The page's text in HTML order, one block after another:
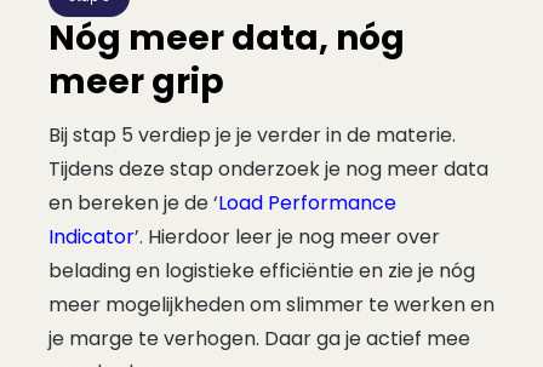
Nóg meer data, nóg
meer grip
Bij stap 5 verdiep je je verder in de materie.
Tijdens deze stap onderzoek je nog meer data
en bereken je de ‘Load Performance
Indicator’. Hierdoor leer je nog meer over
belading en logistieke efficiëntie en zie je nóg
meer mogelijkheden om slimmer te werken en
je marge te verhogen. Daar ga je actief mee